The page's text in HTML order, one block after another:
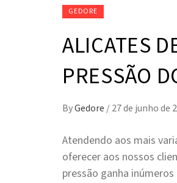
GEDORE
ALICATES
PRESSÃO
ByGedore /27 de junho de
Atendendo aos mais
oferecer aos nossos
pressão ganha